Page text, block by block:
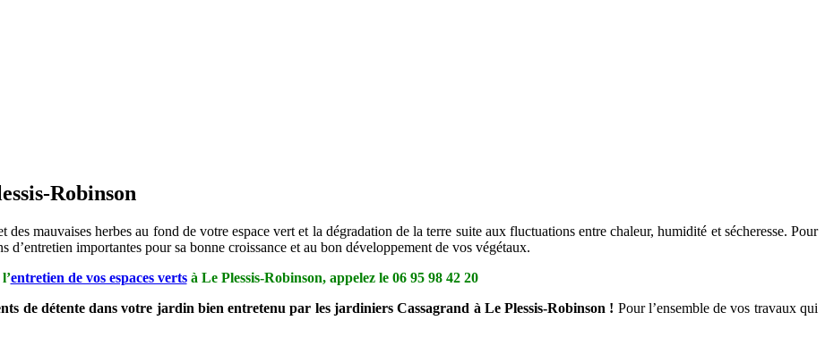
Robinson
mauvaises herbes au fond de votre espace vert et la dégradation de la terre suite aux fluctuations entre chaleur, humidité et sécheresse. Pour
importantes pour sa bonne croissance et au bon développement de vos végétaux.
entretien de vos espaces vertsà Le Plessis-Robinson, appelez le 06 95 98 42 20
de détente dans votre jardin bien entretenu par les jardiniers Cassagrand à Le Plessis-Robinson ! Pour l’ensemble de vos travaux qui